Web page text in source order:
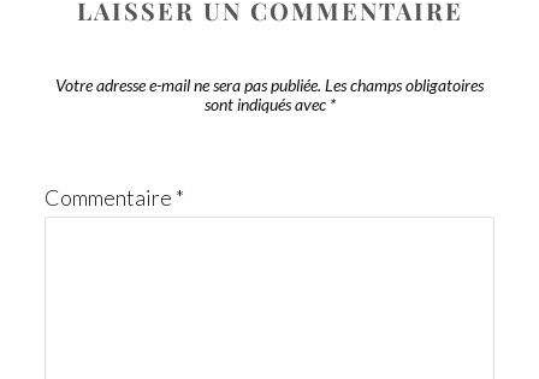
LAISSER UN COMMENTAIRE
Votre adresse e-mail ne sera pas publiée. Les champs obligatoires
sont indiqués avec *
Commentaire *